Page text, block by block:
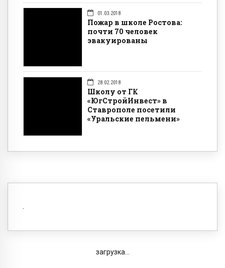
01.03.2018
Пожар в школе Ростова:
почти 70 человек
эвакуированы
28.02.2018
Школу от ГК
«ЮгСтройИнвест» в
Ставрополе посетили
«Уральские пельмени»
загрузка...